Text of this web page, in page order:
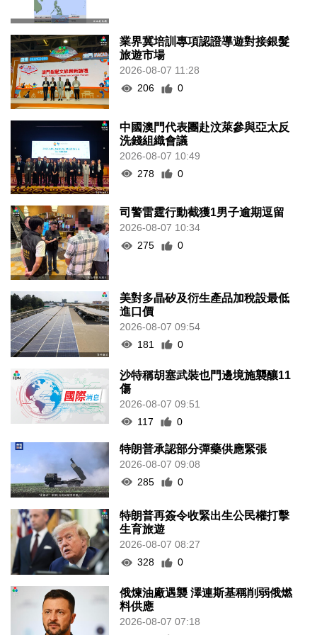
業界冀培訓專項認證導遊對接銀髮
旅遊市場
2026-08-07 11:28
206
0
中國澳門代表團赴汶萊參與亞太反
洗錢組織會議
2026-08-07 10:49
278
0
司警雷霆行動截獲1男子逾期逗留
2026-08-07 10:34
275
0
美對多晶矽及衍生產品加稅設最低
進口價
2026-08-07 09:54
181
0
沙特稱胡塞武裝也門邊境施襲釀11
傷
2026-08-07 09:51
117
0
特朗普承認部分彈藥供應緊張
2026-08-07 09:08
285
0
特朗普再簽令收緊出生公民權打擊
生育旅遊
2026-08-07 08:27
328
0
俄煉油廠遇襲 澤連斯基稱削弱俄燃
料供應
2026-08-07 07:18